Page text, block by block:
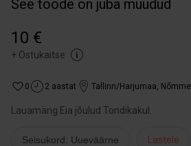
See toode on juba müüdud
10 €
+ Ostukaitse
0 2 aastat Tallinn/Harjumaa, Nõmme
Lauamäng Eia jõulud Tondikakul.
Seisukord: Uueväärne Lastele